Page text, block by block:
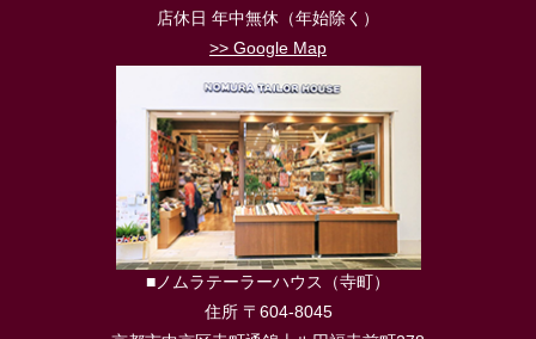
店休日 年中無休（年始除く）
>> Google Map
■ノムラテーラーハウス（寺町）
住所 〒604-8045